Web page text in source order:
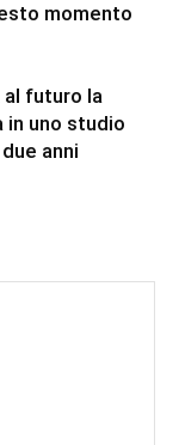
momento
al futuro la
in uno studio
anni